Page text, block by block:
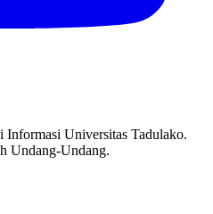
Universitas Tadulako.
Undang-Undang.